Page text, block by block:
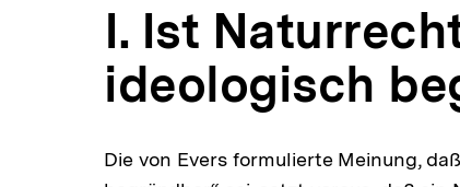
I. Ist
ideologisch
Die von Evers formulierte Meinung,